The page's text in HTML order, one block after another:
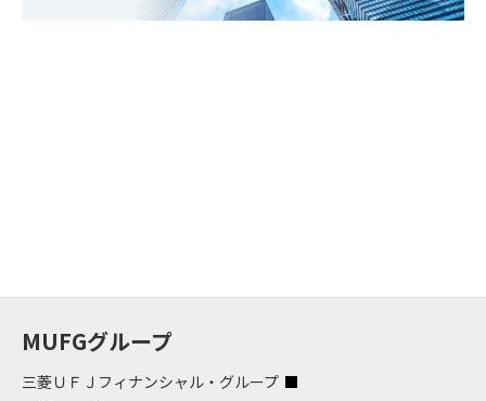
MUFGグループ
三菱ＵＦＪフィナンシャル・グループ